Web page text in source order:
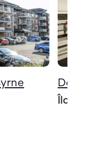
Îlot